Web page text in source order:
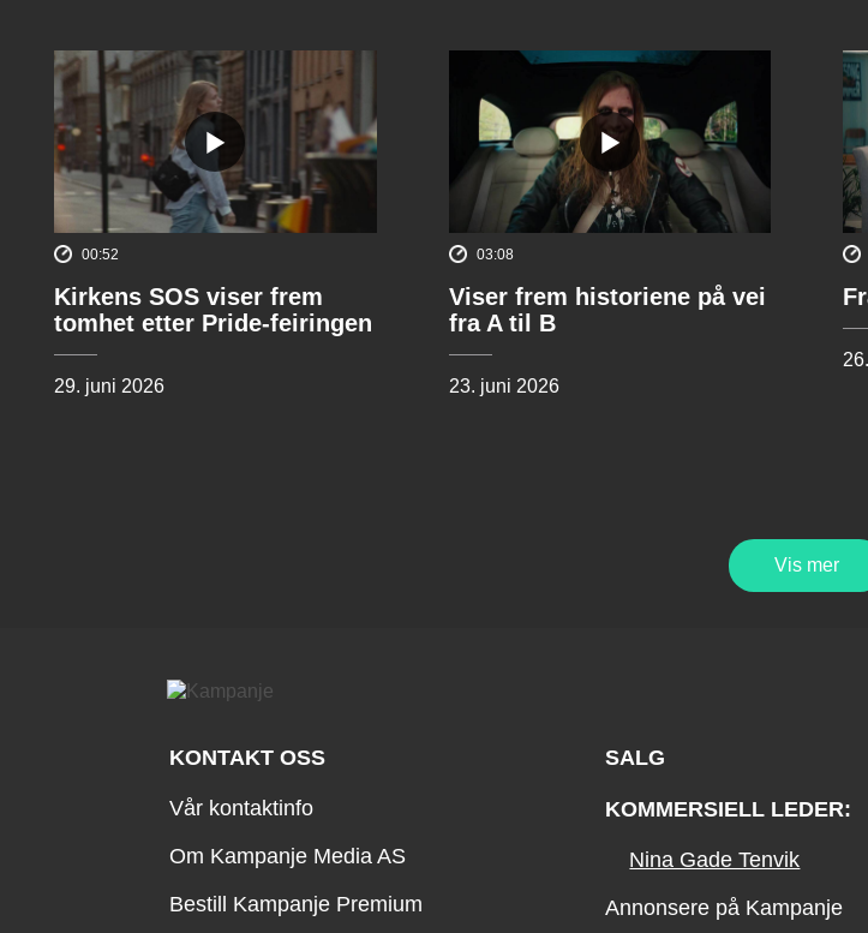
00:52
Kirkens SOS viser frem
tomhet etter Pride-feiringen
29. juni 2026
03:08
Viser frem historiene på vei
fra A til B
23. juni 2026
Vis mer
KONTAKT OSS
Vår kontaktinfo
Om Kampanje Media AS
Bestill Kampanje Premium
SALG
KOMMERSIELL LEDER:
Nina Gade Tenvik
Annonsere på Kampanje